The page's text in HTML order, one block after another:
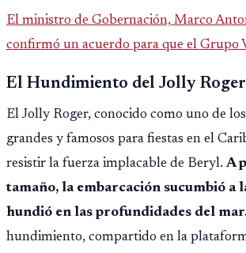
El ministro de Gobernación, Marco
confirmó un acuerdo para que el Grupo
fallido con la administración anterior del
Público.
El Hundimiento del Jolly Roger
El Jolly Roger, conocido como uno de
grandes y famosos para fiestas en el
resistir la fuerza implacable de Beryl.A
tamaño, la embarcación sucumbió a
hundió en las profundidades del
hundimiento, compartido en la